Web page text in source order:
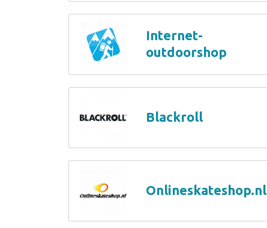
Internet-
outdoorshop
Blackroll
Onlineskateshop.nl